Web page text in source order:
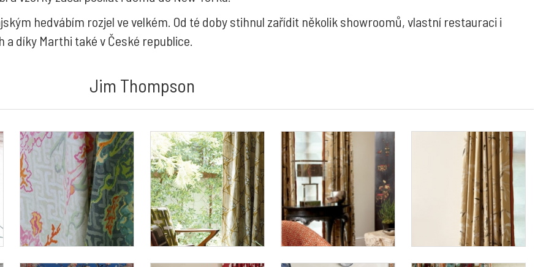
hedvábím rozjel ve velkém. Od té doby stihnul zařídit několik showroomů, vlastní restauraci i
díky Marthi také v České republice.
Jim Thompson